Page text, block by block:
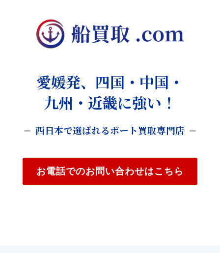
愛媛発、四国・中国・
九州・近畿に強い！
西日本で選ばれるボート買取専門店
お電話でのお問い合わせはこちら